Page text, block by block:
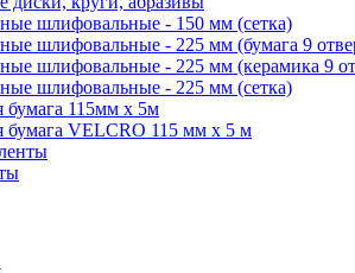
шлифовальные - 150 мм (сетка)
шлифовальные - 225 мм (бумага 9
шлифовальные - 225 мм (керамика 9
шлифовальные - 225 мм (сетка)
115мм х 5м
VELCRO 115 мм х 5 м